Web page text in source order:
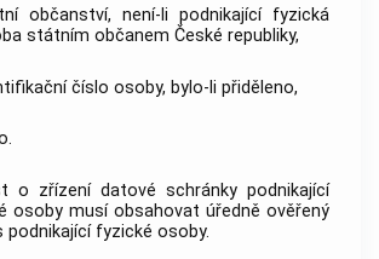
občanství, není-li podnikající fyzická
státním občanem České republiky,
číslo osoby, bylo-li přiděleno,
o zřízení datové schránky podnikající
osoby musí obsahovat úředně ověřený
podnikající fyzické osoby.